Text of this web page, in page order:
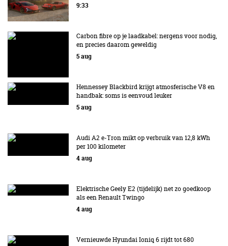
9:33
Carbon fibre op je laadkabel: nergens voor nodig,
en precies daarom geweldig
5 aug
Hennessey Blackbird krijgt atmosferische V8 en
handbak: soms is eenvoud leuker
5 aug
Audi A2 e-Tron mikt op verbruik van 12,8 kWh
per 100 kilometer
4 aug
Elektrische Geely E2 (tijdelijk) net zo goedkoop
als een Renault Twingo
4 aug
Vernieuwde Hyundai Ioniq 6 rijdt tot 680